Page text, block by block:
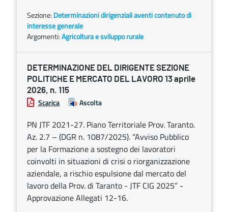
Sezione: Determinazioni dirigenziali aventi contenuto di
interesse generale
Argomenti:Agricoltura e sviluppo rurale
DETERMINAZIONE DEL DIRIGENTE SEZIONE
POLITICHE E MERCATO DEL LAVORO 13 aprile
2026, n. 115
Scarica Ascolta
PN JTF 2021-27. Piano Territoriale Prov. Taranto.
Az. 2.7 – (DGR n. 1087/2025). “Avviso Pubblico
per la Formazione a sostegno dei lavoratori
coinvolti in situazioni di crisi o riorganizzazione
aziendale, a rischio espulsione dal mercato del
lavoro della Prov. di Taranto - JTF CIG 2025” -
Approvazione Allegati 12-16.